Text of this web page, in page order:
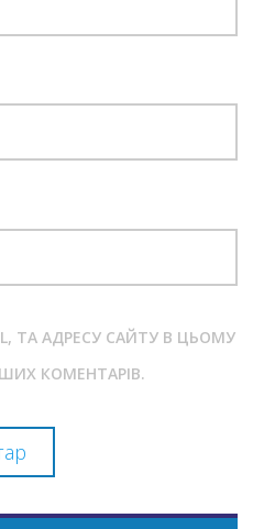
ТА АДРЕСУ САЙТУ В ЦЬОМУ
КОМЕНТАРІВ.